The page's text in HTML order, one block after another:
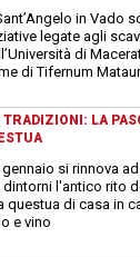
in Vado
legate agli
di
di Tifernum
TRADIZIONI: LA
gennaio si rinnova
dintorni l'antico rito
questua di casa in
e vino